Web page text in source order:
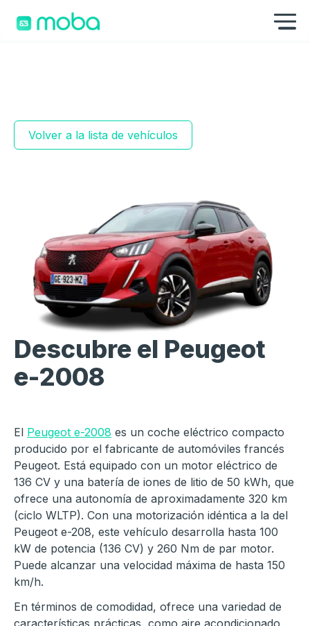
Volver a la lista de vehículos
Descubre el Peugeot
e-2008
El Peugeot e-2008 es un coche eléctrico compacto
producido por el fabricante de automóviles francés
Peugeot. Está equipado con un motor eléctrico de
136 CV y una batería de iones de litio de 50 kWh, que
ofrece una autonomía de aproximadamente 320 km
(ciclo WLTP). Con una motorización idéntica a la del
Peugeot e-208, este vehículo desarrolla hasta 100
kW de potencia (136 CV) y 260 Nm de par motor.
Puede alcanzar una velocidad máxima de hasta 150
km/h.
En términos de comodidad, ofrece una variedad de